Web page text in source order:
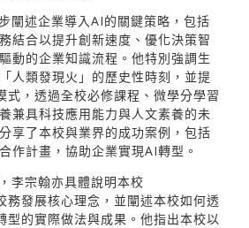
闡述企業導入AI的關鍵策略，包括
結合以提升創新速度、優化決策智
動的企業知識流程。他特別強調生
人類發現火」的歷史性時刻，並提
式，透過全校必修課程、微學分學習
兼具科技應用能力與人文素養的未
享了本校與業界的成功案例，包括
作計畫，協助企業實現AI轉型。
李宗翰亦具體說明本校
務發展核心理念，並闡述本校如何透
型的實際做法與成果。他指出本校以